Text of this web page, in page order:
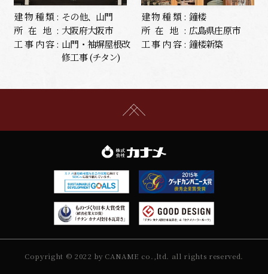
建物種類: その他、山門
所在地: 大阪府大阪市
工事内容: 山門・袖塀屋根改
修工事 (チタン)
建物種類: 鐘楼
所在地: 広島県庄原市
工事内容: 鐘楼新築
Copyright © 2022 by CANAME co.,ltd. all rights reserved.